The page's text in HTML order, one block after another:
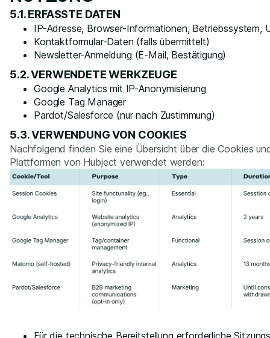
5.1. ERFASSTE DATEN
IP-Adresse, Browser-Informationen, Betriebssystem,
Kontaktformular-Daten (falls übermittelt)
Newsletter-Anmeldung (E-Mail, Bestätigung)
5.2. VERWENDETE WERKZEUGE
Google Analytics mit IP-Anonymisierung
Google Tag Manager
Pardot/Salesforce (nur nach Zustimmung)
5.3. VERWENDUNG VON COOKIES
Nachfolgend finden Sie eine Übersicht über die Cookies
Plattformen von Hubject verwendet werden:
Für die technische Bereitstellung erforderliche